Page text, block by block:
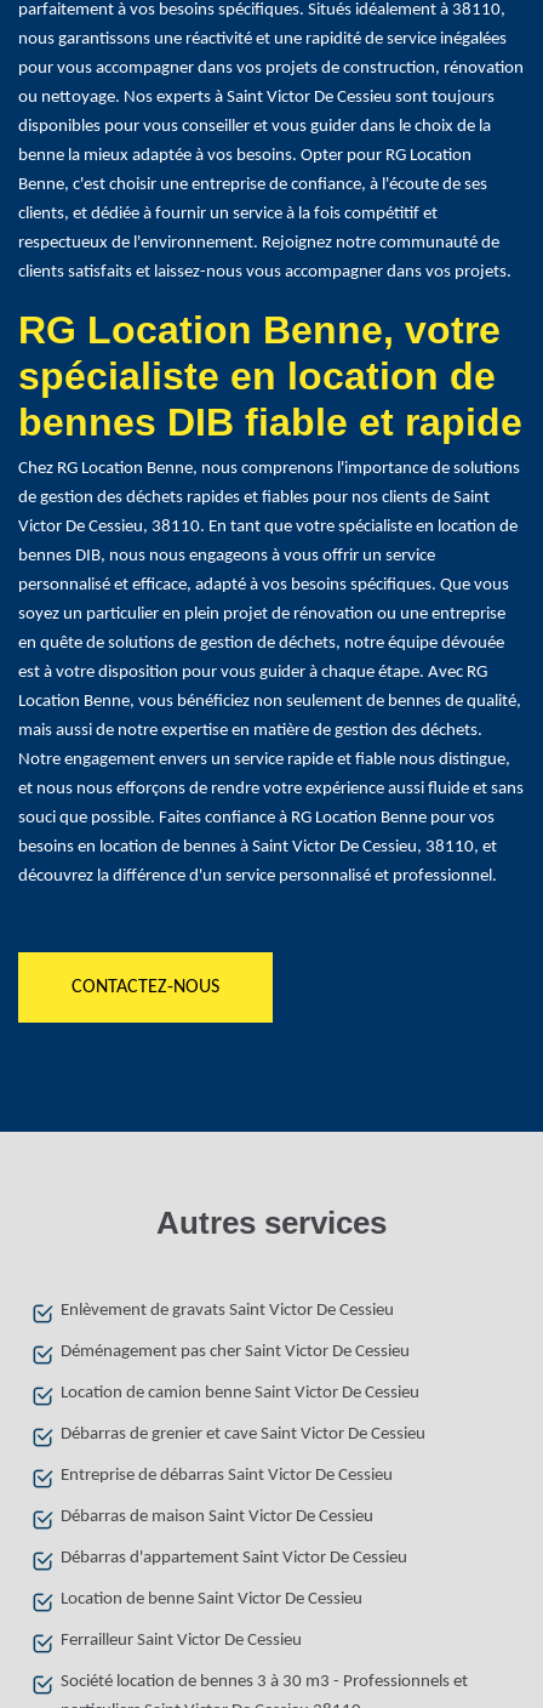
parfaitement à vos besoins spécifiques. Situés idéalement à 38110,
nous garantissons une réactivité et une rapidité de service inégalées
pour vous accompagner dans vos projets de construction, rénovation
ou nettoyage. Nos experts à Saint Victor De Cessieu sont toujours
disponibles pour vous conseiller et vous guider dans le choix de la
benne la mieux adaptée à vos besoins. Opter pour RG Location
Benne, c'est choisir une entreprise de confiance, à l'écoute de ses
clients, et dédiée à fournir un service à la fois compétitif et
respectueux de l'environnement. Rejoignez notre communauté de
clients satisfaits et laissez-nous vous accompagner dans vos projets.
RG Location Benne, votre
spécialiste en location de
bennes DIB fiable et rapide
Chez RG Location Benne, nous comprenons l'importance de solutions
de gestion des déchets rapides et fiables pour nos clients de Saint
Victor De Cessieu, 38110. En tant que votre spécialiste en location de
bennes DIB, nous nous engageons à vous offrir un service
personnalisé et efficace, adapté à vos besoins spécifiques. Que vous
soyez un particulier en plein projet de rénovation ou une entreprise
en quête de solutions de gestion de déchets, notre équipe dévouée
est à votre disposition pour vous guider à chaque étape. Avec RG
Location Benne, vous bénéficiez non seulement de bennes de qualité,
mais aussi de notre expertise en matière de gestion des déchets.
Notre engagement envers un service rapide et fiable nous distingue,
et nous nous efforçons de rendre votre expérience aussi fluide et sans
souci que possible. Faites confiance à RG Location Benne pour vos
besoins en location de bennes à Saint Victor De Cessieu, 38110, et
découvrez la différence d'un service personnalisé et professionnel.
CONTACTEZ-NOUS
Autres services
Enlèvement de gravats Saint Victor De Cessieu
Déménagement pas cher Saint Victor De Cessieu
Location de camion benne Saint Victor De Cessieu
Débarras de grenier et cave Saint Victor De Cessieu
Entreprise de débarras Saint Victor De Cessieu
Débarras de maison Saint Victor De Cessieu
Débarras d'appartement Saint Victor De Cessieu
Location de benne Saint Victor De Cessieu
Ferrailleur Saint Victor De Cessieu
Société location de bennes 3 à 30 m3 - Professionnels et